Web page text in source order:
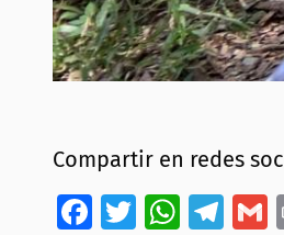
Compartir en redes
Facebook
Twitter